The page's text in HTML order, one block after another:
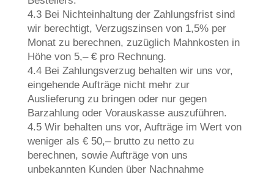
4.3 Bei Nichteinhaltung der Zahlungsfrist sind
wir berechtigt, Verzugszinsen von 1,5% per
Monat zu berechnen, zuzüglich Mahnkosten in
Höhe von 5,– € pro Rechnung.
4.4 Bei Zahlungsverzug behalten wir uns vor,
eingehende Aufträge nicht mehr zur
Auslieferung zu bringen oder nur gegen
Barzahlung oder Vorauskasse auszuführen.
4.5 Wir behalten uns vor, Aufträge im Wert von
weniger als € 50,– brutto zu netto zu
berechnen, sowie Aufträge von uns
unbekannten Kunden über Nachnahme